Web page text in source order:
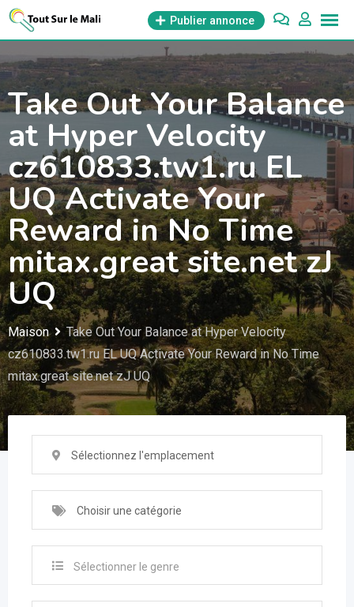
Aller
contenu
Publier annonce
Take Out Your Balance
at Hyper Velocity
cz610833.tw1.ru EL
UQ Activate Your
Reward in No Time
mitax.great site.net zJ
UQ
Maison
Take Out Your Balance at Hyper Velocity
cz610833.tw1.ru EL UQ Activate Your Reward in No Time
mitax.great site.net zJ UQ
Sélectionnez l'emplacement
Choisir une catégorie
Sélectionner le genre